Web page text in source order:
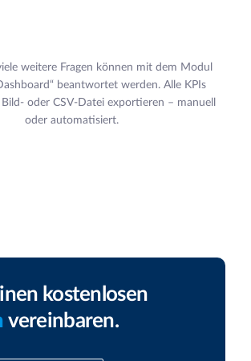
weitere Fragen können mit dem Modul
beantwortet werden. Alle KPIs
Bild- oder CSV-Datei exportieren – manuell
oder automatisiert.
kostenlosen
vereinbaren.